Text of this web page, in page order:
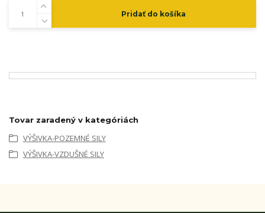
Pridať do košíka
Tovar zaradený v kategóriách
VÝŠIVKA-POZEMNÉ SILY
VÝŠIVKA-VZDUŠNÉ SILY